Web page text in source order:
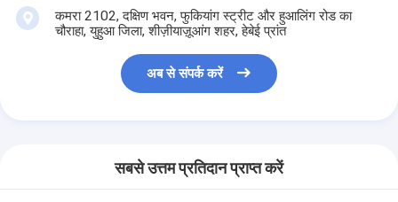
कमरा 2102, दक्षिण भवन, फुकियांग स्ट्रीट और हुआलिंग रोड का
चौराहा, युहुआ जिला, शीज़ीयाज़ूआंग शहर, हेबेई प्रांत
अब से संपर्क करें
सबसे उत्तम प्रतिदान प्राप्त करें